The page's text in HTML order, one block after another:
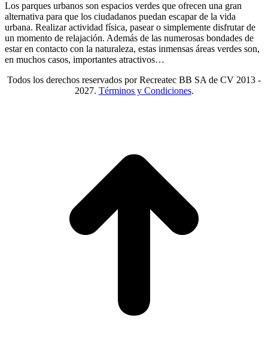
Los parques urbanos son espacios verdes que ofrecen una gran
alternativa para que los ciudadanos puedan escapar de la vida
urbana. Realizar actividad física, pasear o simplemente disfrutar de
un momento de relajación. Además de las numerosas bondades de
estar en contacto con la naturaleza, estas inmensas áreas verdes son,
en muchos casos, importantes atractivos…
Todos los derechos reservados por Recreatec BB SA de CV 2013 -
2027. Términos y Condiciones.